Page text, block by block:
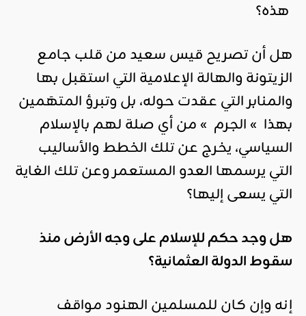
الزيتونة والهالة الإعلامية التي استقبل بها
والمنابر التي عقدت حوله، بل وتبرؤ المتهَمين
بهذا » الجرم » من أي صلة لهم بالإسلام
السياسي، يخرج عن تلك الخطط والأساليب
التي يرسمها العدو المستعمر وعن تلك الغاية
التي يسعى إليها؟
هل وجد حكم للإسلام على وجه الأرض منذ
سقوط الدولة العثمانية؟